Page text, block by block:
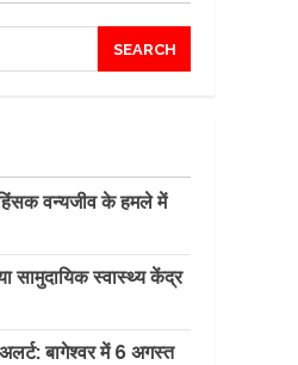
SEARCH
वन्यजीव के हमले में
सामुदायिक स्वास्थ्य केंद्र
बागेश्वर में 6 अगस्त